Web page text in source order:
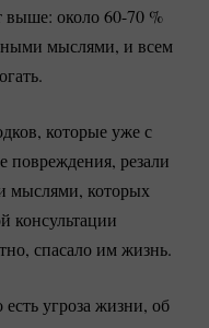
выше: около60-70 %
мыслями, и всем
которые уже с
повреждения, резали
мыслями, которых
консультации
спасало им жизнь.
угроза жизни, об